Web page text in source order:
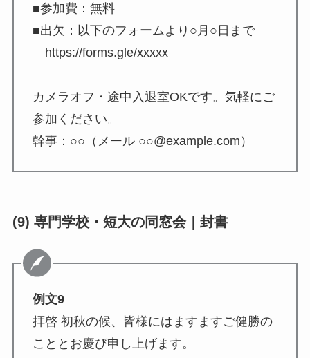
■参加費：無料
■出欠：以下のフォームより○月○日まで
https://forms.gle/xxxxx
カメラオフ・途中入退室OKです。気軽にご
参加ください。
幹事：○○（メール ○○@example.com）
(9) 専門学校・短大の同窓会｜封書
例文9
拝啓 初秋の候、皆様にはますますご健勝の
こととお慶び申し上げます。